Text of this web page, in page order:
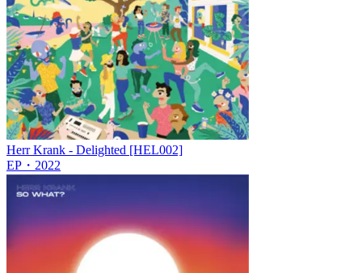
Herr Krank - Delighted [HEL002]
EP ・ 2022